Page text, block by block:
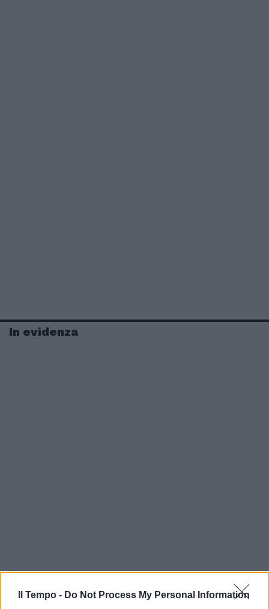
Il Tempo - Do Not Process My Personal Information
In evidenza